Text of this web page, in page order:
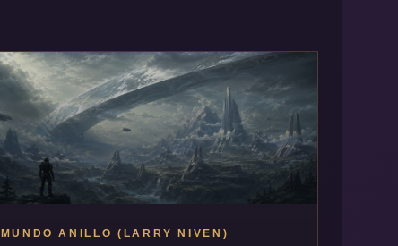
MUNDO ANILLO (LARRY NIVEN)